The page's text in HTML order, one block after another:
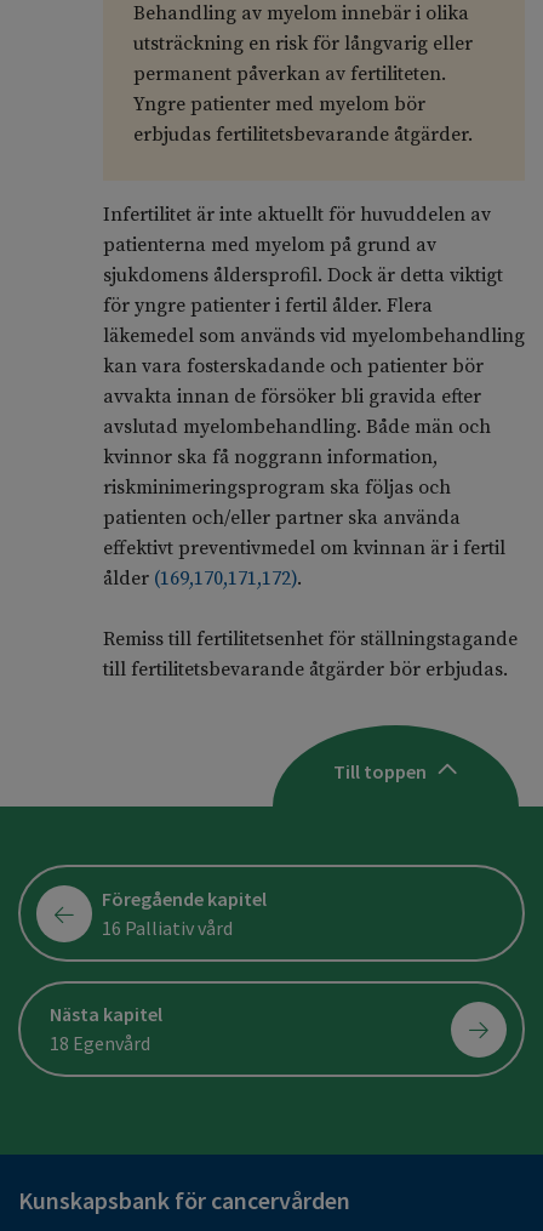
Behandling av myelom innebär i olika
utsträckning en risk för långvarig eller
permanent påverkan av fertiliteten.
Yngre patienter med myelom bör
erbjudas fertilitetsbevarande åtgärder.
Infertilitet är inte aktuellt för huvuddelen av
patienterna med myelom på grund av
sjukdomens åldersprofil. Dock är detta viktigt
för yngre patienter i fertil ålder. Flera
läkemedel som används vid myelombehandling
kan vara fosterskadande och patienter bör
avvakta innan de försöker bli gravida efter
avslutad myelombehandling. Både män och
kvinnor ska få noggrann information,
riskminimeringsprogram ska följas och
patienten och/eller partner ska använda
effektivt preventivmedel om kvinnan är i fertil
ålder (169,170,171,172).
Remiss till fertilitetsenhet för ställningstagande
till fertilitetsbevarande åtgärder bör erbjudas.
Till toppen
Föregående kapitel
16 Palliativ vård
Nästa kapitel
18 Egenvård
Kunskapsbank för cancervården